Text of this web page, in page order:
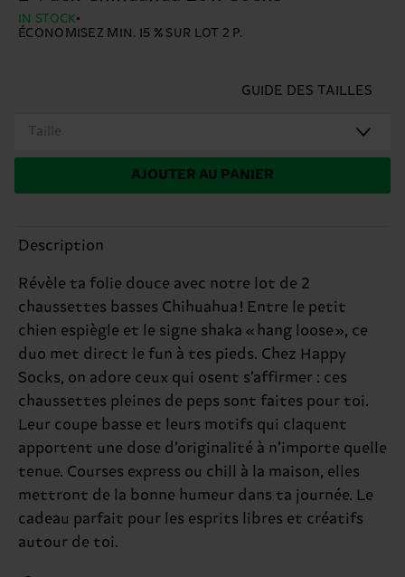
IN STOCK
ÉCONOMISEZ MIN. 15 % SUR LOT 2 P.
GUIDE DES TAILLES
Taille
AJOUTER AU PANIER
Description
Révèle ta folie douce avec notre lot de 2
chaussettes basses Chihuahua ! Entre le petit
chien espiègle et le signe shaka « hang loose », ce
duo met direct le fun à tes pieds. Chez Happy
Socks, on adore ceux qui osent s’affirmer : ces
chaussettes pleines de peps sont faites pour toi.
Leur coupe basse et leurs motifs qui claquent
apportent une dose d’originalité à n’importe quelle
tenue. Courses express ou chill à la maison, elles
mettront de la bonne humeur dans ta journée. Le
cadeau parfait pour les esprits libres et créatifs
autour de toi.